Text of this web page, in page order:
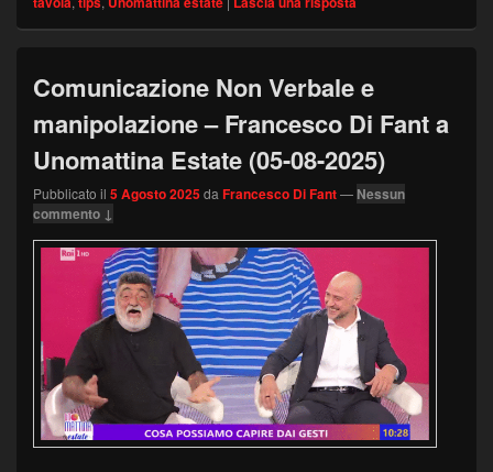
Comunicazione Non Verbale e
manipolazione – Francesco Di Fant a
Unomattina Estate (05-08-2025)
Pubblicato il 5 Agosto 2025da Francesco Di Fant— Nessun
commento ↓